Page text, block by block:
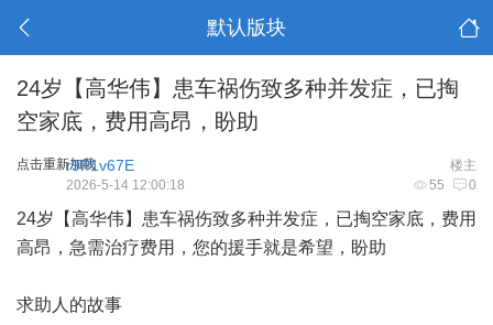
默认版块
24岁【高华伟】患车祸伤致多种并发症，已掏
空家底，费用高昂，盼助
点击重新加载 楼主
r9P1v67E
55 0
2026-5-14 12:00:18
24岁【高华伟】患车祸伤致多种并发症，已掏空家底，费用
高昂，急需治疗费用，您的援手就是希望，盼助
求助人的故事